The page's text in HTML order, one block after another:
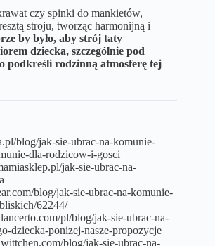
czy spinki do mankietów,
stroju, tworząc harmonijną i
by było, aby strój taty
dziecka, szczególnie pod
podkreśli rodzinną atmosferę tej
blog/jak-sie-ubrac-na-komunie-
dla-rodzicow-i-gosci
jak-sie-ubrac-na-
blog/jak-sie-ubrac-na-komunie-
62244/
pl/blog/jak-sie-ubrac-na-
dziecka-ponizej-nasze-propozycje
blog/jak-sie-ubrac-na-